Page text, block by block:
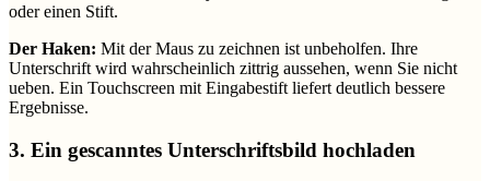
oder einen Stift.
Der Haken: Mit der Maus zu zeichnen ist unbeholfen. Ihre
Unterschrift wird wahrscheinlich zittrig aussehen, wenn Sie nicht
ueben. Ein Touchscreen mit Eingabestift liefert deutlich bessere
Ergebnisse.
3. Ein gescanntes Unterschriftsbild hochladen